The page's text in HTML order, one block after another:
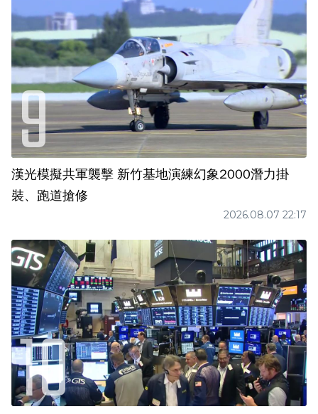
漢光模擬共軍襲擊 新竹基地演練幻象2000潛力掛
裝、跑道搶修
2026.08.07 22:17